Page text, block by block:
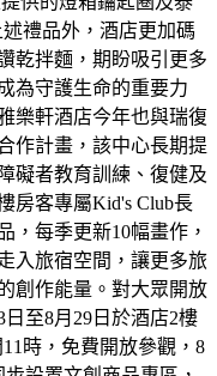
禮品外，酒店更加碼
乾拌麵，期盼吸引更多
為守護生命的重要力
樂軒酒店今年也與瑞復
作計畫，該中心長期提
礙者教育訓練、復健及
房客專屬Kid's Club長
，每季更新10幅畫作，
入旅宿空間，讓更多旅
創作能量。對大眾開放
至8月29日於酒店2樓
時，免費開放參觀，8